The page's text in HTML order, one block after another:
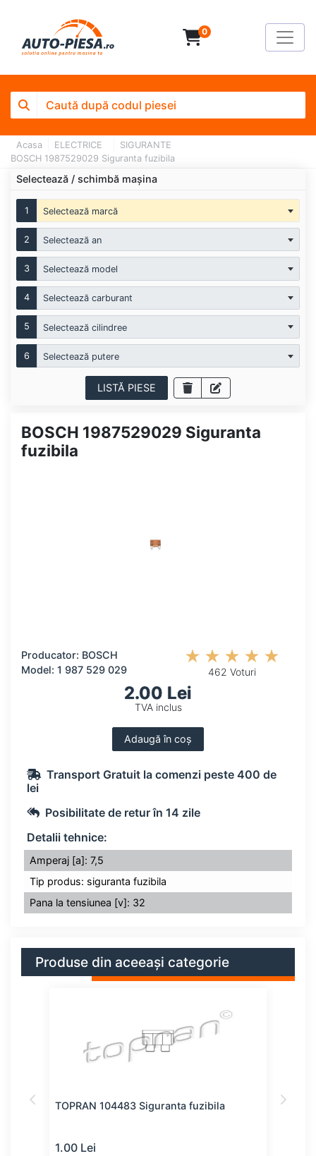
0
Acasa ELECTRICE
SIGURANTE
BOSCH 1987529029 Siguranta fuzibila
Selectează / schimbă mașina
1 Selectează marcă
2 Selectează an
3 Selectează model
4 Selectează carburant
5 Selectează cilindree
6 Selectează putere
LISTĂ PIESE
BOSCH 1987529029 Siguranta
fuzibila
Producator: BOSCH
Model: 1 987 529 029
462 Voturi
2.00 Lei
TVA inclus
Adaugă în coș
Transport Gratuit la comenzi peste 400 de
lei
Posibilitate de retur în 14 zile
Detalii tehnice:
Amperaj [a]: 7,5
Tip produs: siguranta fuzibila
Pana la tensiunea [v]: 32
Produse din aceeași categorie
TOPRAN 104483 Siguranta fuzibila
1.00 Lei